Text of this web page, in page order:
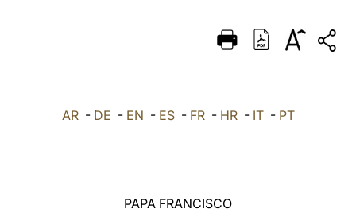
DEUTSCH
العربيّة AR- DE - EN - ES- FR- HR- IT- PT
PAPA FRANCISCO